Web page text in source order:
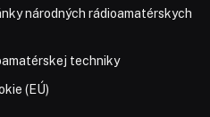
národných rádioamatérskych
techniky
(EÚ)